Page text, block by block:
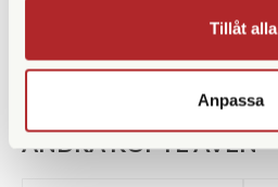
Tillåt alla
Anpassa
ANDRA KÖPTE ÄVEN